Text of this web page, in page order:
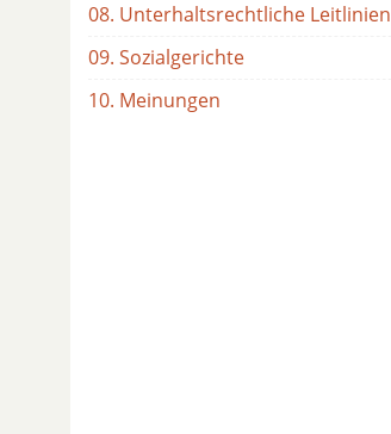
08. Unterhaltsrechtliche Leitlinien
09. Sozialgerichte
10. Meinungen